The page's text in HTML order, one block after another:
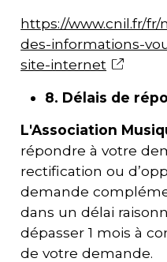
https://www.cnil.fr/
des-informations-
site-internet
8. Délais de
L'Association
répondre à votre
rectification ou
demande
dans un délai
dépasser 1 mois à
de votre demande.